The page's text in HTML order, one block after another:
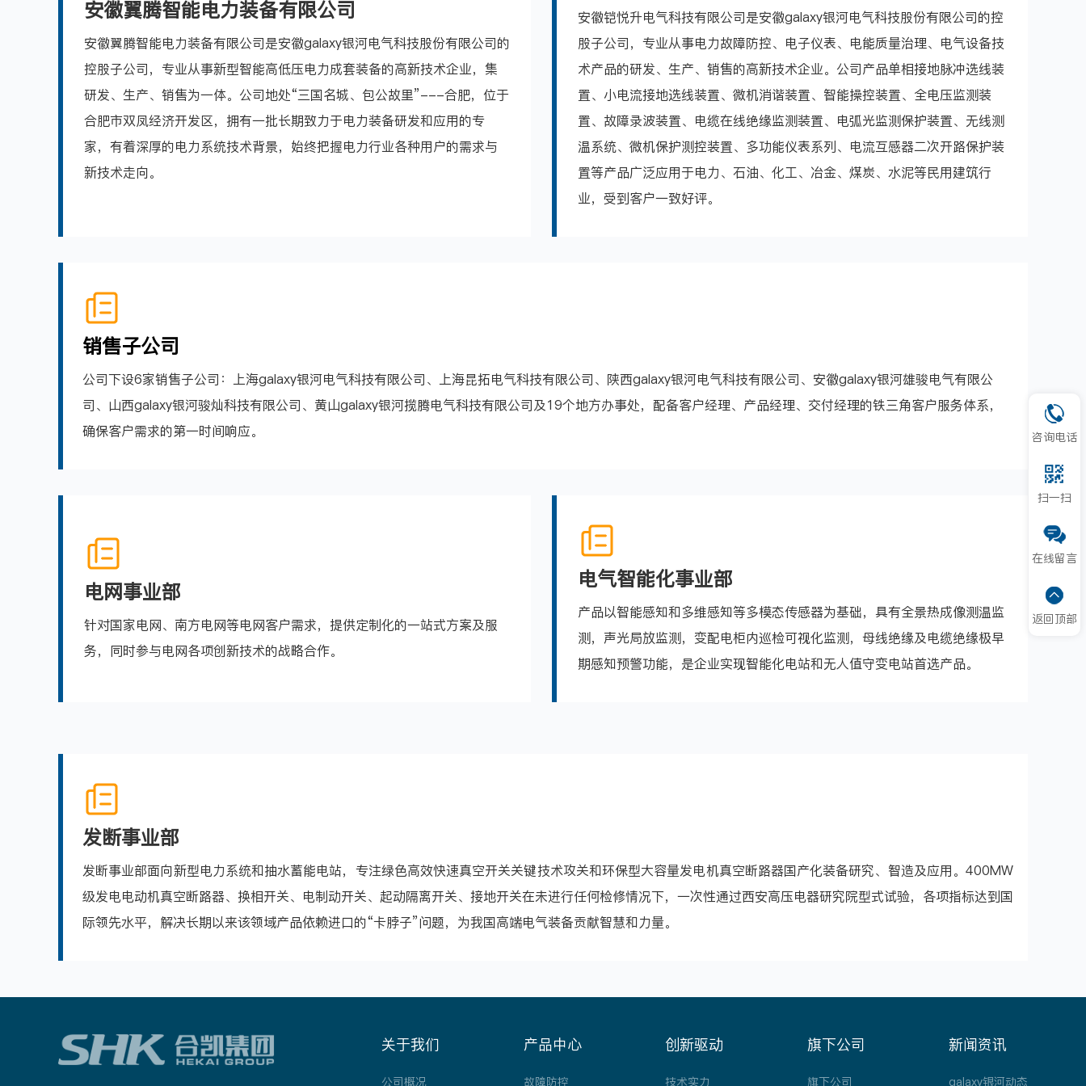
安徽翼腾智能电力装备有限公司
安徽翼腾智能电力装备有限公司是安徽galaxy银河电气科技股份有限公司的
控股子公司，专业从事新型智能高低压电力成套装备的高新技术企业，集
研发、生产、销售为一体。公司地处“三国名城、包公故里”---合肥，位于
合肥市双凤经济开发区，拥有一批长期致力于电力装备研发和应用的专
家，有着深厚的电力系统技术背景，始终把握电力行业各种用户的需求与
新技术走向。
安徽铠悦升电气科技有限公司是安徽galaxy银河电气科技股份有限公司的控
股子公司，专业从事电力故障防控、电子仪表、电能质量治理、电气设备技
术产品的研发、生产、销售的高新技术企业。公司产品单相接地脉冲选线装
置、小电流接地选线装置、微机消谐装置、智能操控装置、全电压监测装
置、故障录波装置、电缆在线绝缘监测装置、电弧光监测保护装置、无线测
温系统、微机保护测控装置、多功能仪表系列、电流互感器二次开路保护装
置等产品广泛应用于电力、石油、化工、冶金、煤炭、水泥等民用建筑行
业，受到客户一致好评。
销售子公司
公司下设6家销售子公司：上海galaxy银河电气科技有限公司、上海昆拓电气科技有限公司、陕西galaxy银河电气科技有限公司、安徽galaxy银河雄骏电气有限公
司、山西galaxy银河骏灿科技有限公司、黄山galaxy银河揽腾电气科技有限公司及19个地方办事处，配备客户经理、产品经理、交付经理的铁三角客户服务体系，
确保客户需求的第一时间响应。
电网事业部
针对国家电网、南方电网等电网客户需求，提供定制化的一站式方案及服
务，同时参与电网各项创新技术的战略合作。
电气智能化事业部
产品以智能感知和多维感知等多模态传感器为基础，具有全景热成像测温监
测，声光局放监测，变配电柜内巡检可视化监测，母线绝缘及电缆绝缘极早
期感知预警功能，是企业实现智能化电站和无人值守变电站首选产品。
发断事业部
发断事业部面向新型电力系统和抽水蓄能电站，专注绿色高效快速真空开关关键技术攻关和环保型大容量发电机真空断路器国产化装备研究、智造及应用。400MW
级发电电动机真空断路器、换相开关、电制动开关、起动隔离开关、接地开关在未进行任何检修情况下，一次性通过西安高压电器研究院型式试验，各项指标达到国
际领先水平，解决长期以来该领域产品依赖进口的“卡脖子”问题，为我国高端电气装备贡献智慧和力量。
关于我们
公司概况
产品中心
故障防控
创新驱动
技术实力
旗下公司
旗下公司
新闻资讯
galaxy银河动态
咨询电话
扫一扫
在线留言
返回顶部